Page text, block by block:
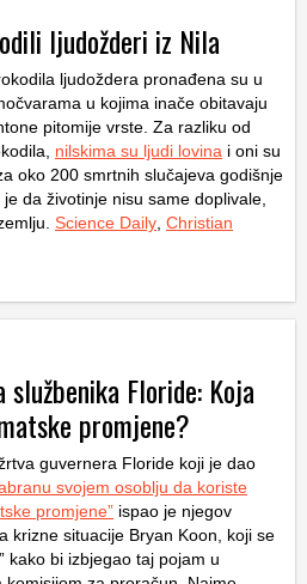
ljudožderi iz Nila
ljudoždera pronađena su u
u kojima inače obitavaju
pitomije vrste. Za razliku od
nilskima su ljudi lovina i oni su
oko 200 smrtnih slučajeva godišnje
da životinje nisu same doplivale,
Science Daily, Christian
Floride: Koja
promjene?
guvernera Floride koji je dao
svojem osoblju da koriste
promjene” ispao je njegov
krizne situacije Bryan Koon, koji se
kako bi izbjegao taj pojam u